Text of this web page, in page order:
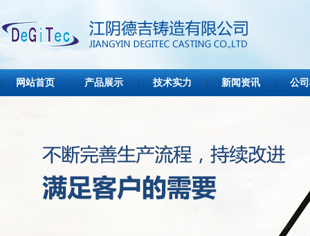
网站首页 产品展示 技术实力 新闻资讯 公